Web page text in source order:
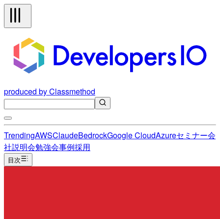
produced by Classmethod
TrendingAWSClaudeBedrockGoogle CloudAzureセミナー会
社説明会勉強会事例採用
目次